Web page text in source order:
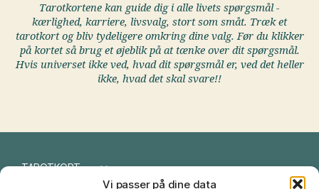
Vi passer på dine data
Tarotkortene kan guide dig i alle livets spørgsmål -
kærlighed, karriere, livsvalg, stort som småt. Træk et
tarotkort og bliv tydeligere omkring dine valg. Før du klikker
på kortet så brug et øjeblik på at tænke over dit spørgsmål.
Hvis universet ikke ved, hvad dit spørgsmål er, ved det heller
ikke, hvad det skal svare!!
TAROTKORT